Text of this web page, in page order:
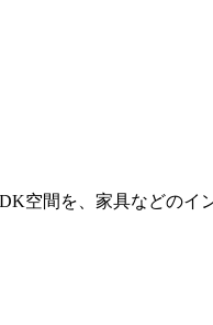
空間を、家具などのイ